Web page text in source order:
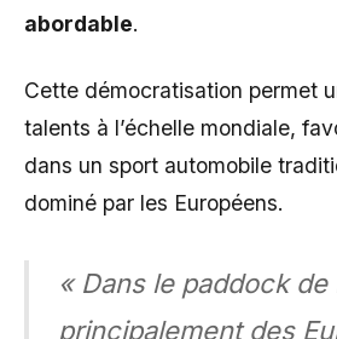
abordable.
Cette démocratisation permet
talents à l’échelle mondiale,
dans un sport automobile
dominé par les Européens.
« Dans le paddock de
principalement des